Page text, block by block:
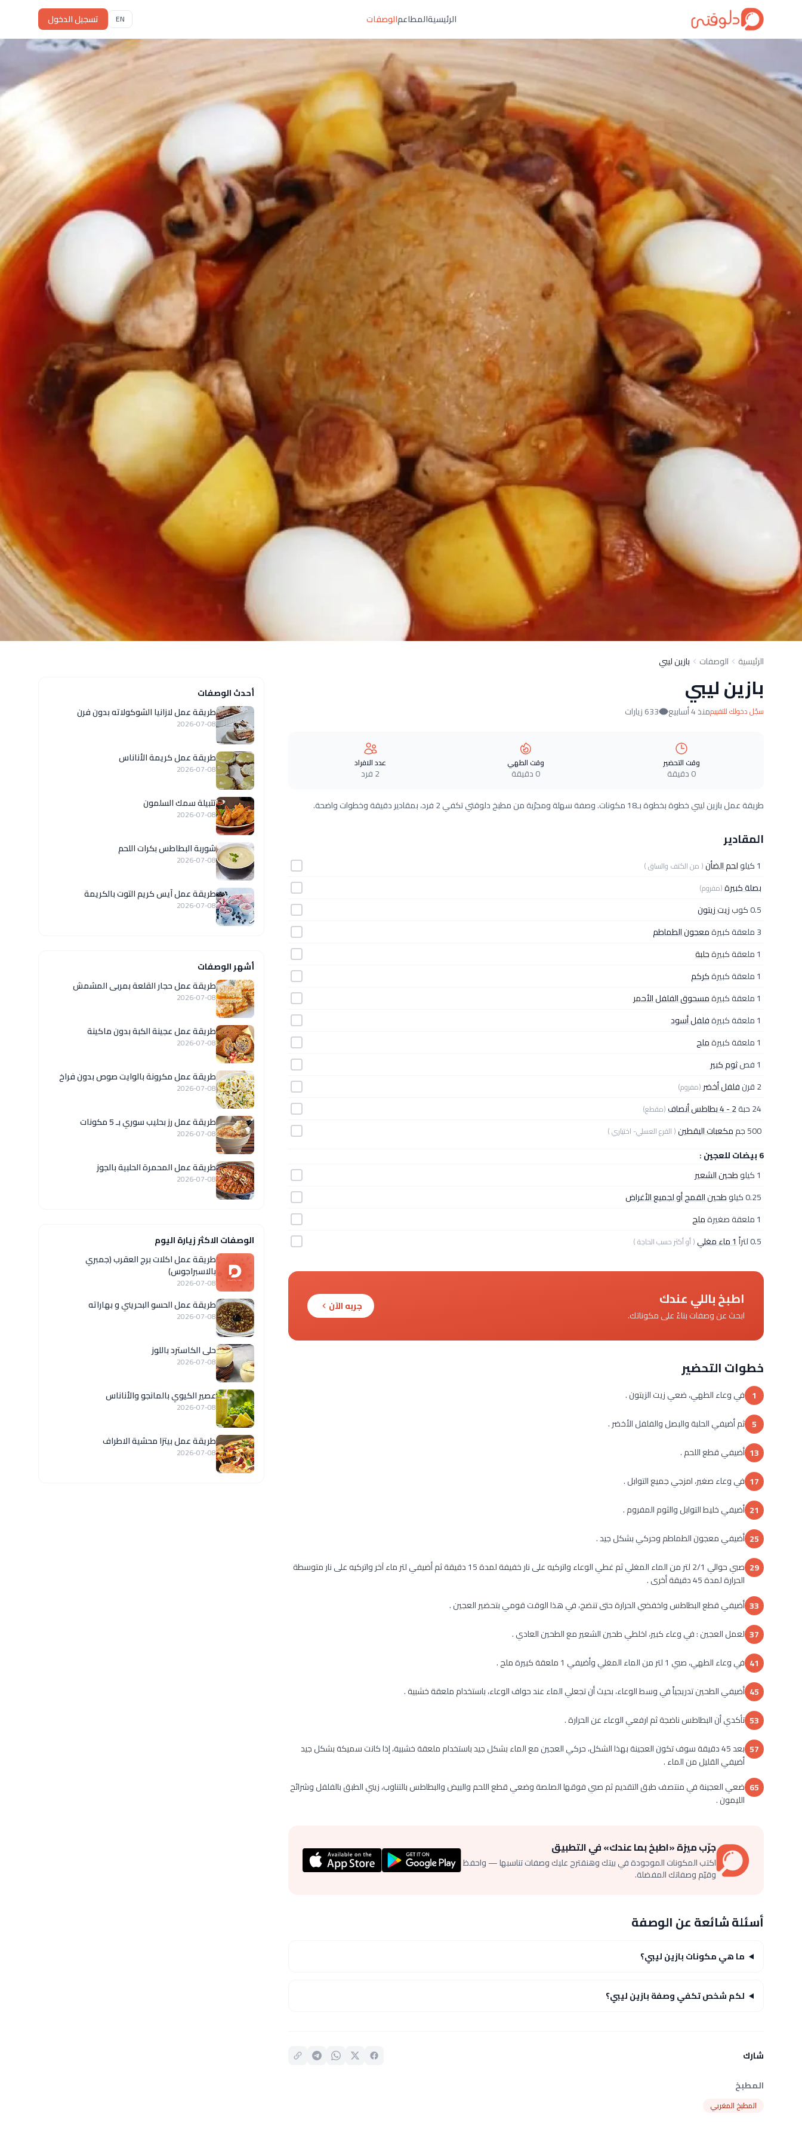
الرئيسيةالمطاعمالوصفات EN تسجيل الدخول
الرئيسية الوصفات بازين ليبي
بازين ليبي
سجّل دخولك للتقييممنذ 4 أسابيع 633 زيارات
وقت التحضير
0 دقيقة
وقت الطهي
0 دقيقة
عدد الافراد
2 فرد
طريقة عمل بازين ليبي خطوة بخطوة بـ18 مكونات. وصفة سهلة ومجرّبة من مطبخ دلوقتي تكفي 2 فرد، بمقادير دقيقة وخطوات واضحة.
المقادير
1 كيلو لحم الضأن( من الكتف والساق )
بصلة كبيرة(مفروم)
0.5 كوب
زيت زيتون
3 ملعقة كبيرة
معجون الطماطم
1 ملعقة كبيرة
حلبة
1 ملعقة كبيرة
كركم
1 ملعقة كبيرة
مسحوق الفلفل الأحمر
1 ملعقة كبيرة
فلفل أسود
1 ملعقة كبيرة
ملح
1 فص
ثوم كبير
2 قرن
فلفل أخضر (مفروم)
24 حبة 2 - 4 بطاطس أنصاف (مقطع)
500 جم مكعبات اليقطين( القرع العسلي- اختياري )
6 بيضات للعجين :
1 كيلو
طحين الشعير
0.25 كيلو
طحين القمح أو لجميع الأغراض
1 ملعقة صغيرة
ملح
0.5 لتراً
1 ماء مغلي ( أو أكثر حسب الحاجة )
اطبخ باللي عندك
ابحث عن وصفات بناءً على مكوناتك.
جربه الآن
خطوات التحضير
1 في وعاء الطهي، ضعي زيت الزيتون .
5 ثم أضيفي الحلبة والبصل والفلفل الأخضر .
13 أضيفي قطع اللحم .
17 في وعاء صغير، امزجي جميع التوابل .
21 أضيفي خليط التوابل والثوم المفروم .
25 أضيفي معجون الطماطم وحركي بشكل جيد .
29
صبي حوالي 2/1 لتر من الماء المغلي ثم غطي الوعاء واتركيه على نار خفيفة لمدة 15 دقيقة ثم أضيفي لتر ماء آخر واتركيه على نار متوسطة
الحرارة لمدة 45 دقيقة أخرى .
33 أضيفي قطع البطاطس واخفضي الحرارة حتى تنضج، في هذا الوقت قومي بتحضير العجين .
37 لعمل العجين : في وعاء كبير، اخلطي طحين الشعير مع الطحين العادي .
41 في وعاء الطهي، صبي 1 لتر من الماء المغلي وأضيفي 1 ملعقة كبيرة ملح .
45 أضيفي الطحين تدريجياً في وسط الوعاء، بحيث أن تجعلي الماء عند حواف الوعاء، باستخدام ملعقة خشبية .
53 تأكدي أن البطاطس ناضجة ثم ارفعي الوعاء عن الحرارة .
57
بعد 45 دقيقة سوف تكون العجينة بهذا الشكل، حركي العجين مع الماء بشكل جيد باستخدام ملعقة خشبية، إذا كانت سميكة بشكل جيد
أضيفي القليل من الماء .
65 ضعي العجينة في منتصف طبق التقديم ثم صبي فوقها الصلصة وضعي قطع اللحم والبيض والبطاطس بالتناوب، زيني الطبق بالفلفل وشرائح
الليمون .
جرّب ميزة «اطبخ بما عندك» في التطبيق
اكتب المكونات الموجودة في بيتك وهنقترح عليك وصفات تناسبها — واحفظ
وقيّم وصفاتك المفضلة.
أسئلة شائعة عن الوصفة
ما هي مكونات بازين ليبي؟
لكم شخص تكفي وصفة بازين ليبي؟
شارك
المطبخ
المطبخ المغربي
أحدث الوصفات
طريقة عمل لازانيا الشوكولاته بدون فرن
2026-07-08
طريقة عمل كريمة الأناناس
2026-07-08
تتبيلة سمك السلمون
2026-07-08
شوربة البطاطس بكرات اللحم
2026-07-08
طريقة عمل آيس كريم التوت بالكريمة
2026-07-08
أشهر الوصفات
طريقة عمل حجار القلعة بمربى المشمش
2026-07-08
طريقة عمل عجينة الكبة بدون ماكينة
2026-07-08
طريقة عمل مكرونة بالوايت صوص بدون فراخ
2026-07-08
طريقة عمل رز بحليب سوري بـ 5 مكونات
2026-07-08
طريقة عمل المحمرة الحلبية بالجوز
2026-07-08
الوصفات الاكثر زيارة اليوم
طريقة عمل اكلات برج العقرب (جمبري
بالاسبراجوس)
2026-07-08
طريقة عمل الحسو البحريني و بهاراته
2026-07-08
حلى الكاسترد باللوز
2026-07-08
عصير الكيوي بالمانجو والأناناس
2026-07-08
طريقة عمل بيتزا محشية الاطراف
2026-07-08